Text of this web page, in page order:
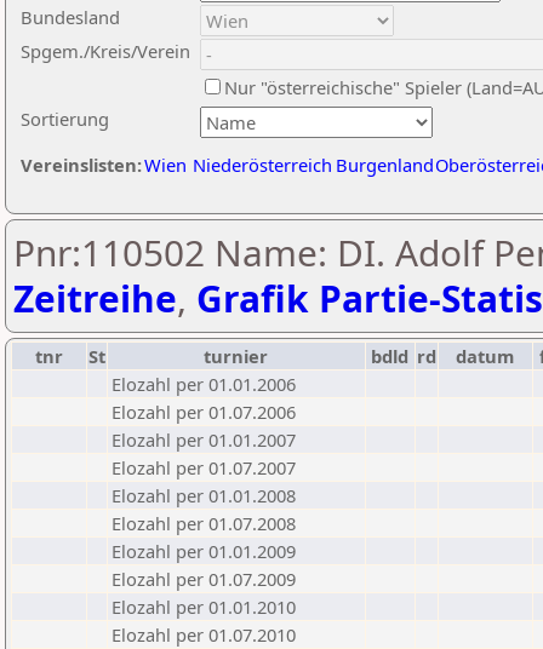
Sortierung
Bundesland
Spgem./Kreis/Verein
Nur "österreichische" Spieler
Vereinslisten:Wien Niederösterreich Burgenland
Pnr:110502 Name: DI. Adolf
Zeitreihe, Grafik Partie-
tnr St turnier bdld rd datum
Elozahl per 01.01.2006
Elozahl per 01.07.2006
Elozahl per 01.01.2007
Elozahl per 01.07.2007
Elozahl per 01.01.2008
Elozahl per 01.07.2008
Elozahl per 01.01.2009
Elozahl per 01.07.2009
Elozahl per 01.01.2010
Elozahl per 01.07.2010